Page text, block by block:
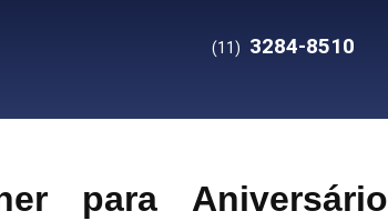
(11) 3284-8510
para Aniversário